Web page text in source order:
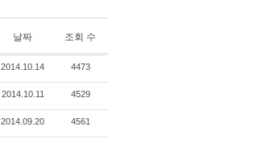
날짜 조회 수
2014.10.14 4473
2014.10.11 4529
2014.09.20 4561